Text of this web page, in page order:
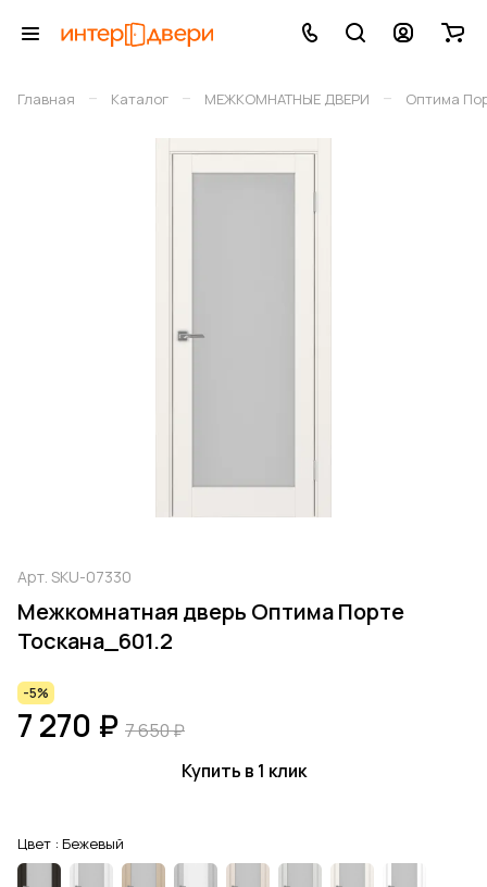
Главная – Каталог – МЕЖКОМНАТНЫЕ ДВЕРИ – Оптима
Арт. SKU-07330
Межкомнатная дверь Оптима Порте
Тоскана_601.2
-5%
7 270 ₽ 7 650 ₽
Купить в 1 клик
Цвет : Бежевый